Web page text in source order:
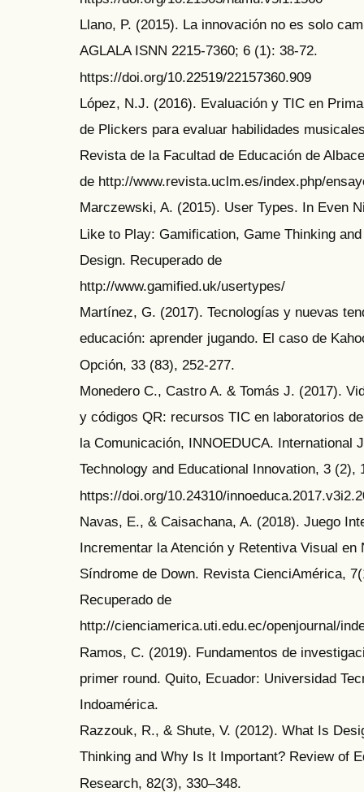
Llano, P. (2015). La innovación no es solo
AGLALA ISNN 2215-7360; 6 (1): 38-72.
https://doi.org/10.22519/22157360.909
López, N.J. (2016). Evaluación y TIC en
de Plickers para evaluar habilidades
Revista de la Facultad de Educación de
de http://www.revista.uclm.es/index.php/
Marczewski, A. (2015). User Types. In Even
Like to Play: Gamification, Game Thinking
Design. Recuperado de
http://www.gamified.uk/usertypes/
Martínez, G. (2017). Tecnologías y nuevas
educación: aprender jugando. El caso de
Opción, 33 (83), 252-277.
Monedero C., Castro A. & Tomás J. (2017).
y códigos QR: recursos TIC en laboratorios
la Comunicación, INNOEDUCA. International
Technology and Educational Innovation, 3 (2),
https://doi.org/10.24310/
Navas, E., & Caisachana, A. (2018). Juego
Incrementar la Atención y Retentiva Visual en
Síndrome de Down. Revista CienciAmérica,
Recuperado de
http://cienciamerica.uti.edu.ec/openjournal/
Ramos, C. (2019). Fundamentos de
primer round. Quito, Ecuador: Universidad
Indoamérica.
Razzouk, R., & Shute, V. (2012). What Is
Thinking and Why Is It Important? Review of
Research, 82(3), 330–348.